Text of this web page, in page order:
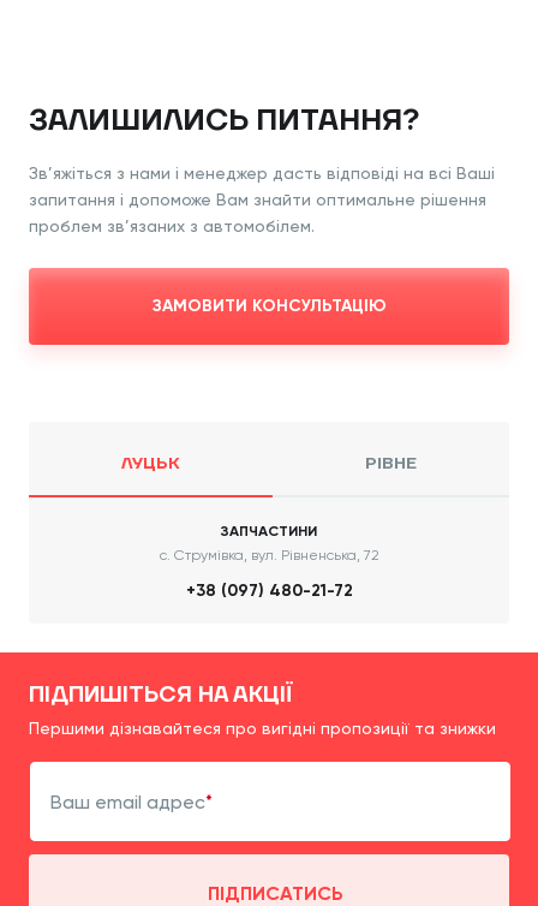
ЗАЛИШИЛИСЬ ПИТАННЯ?
Зв’яжіться з нами і менеджер дасть відповіді на всі Ваші
запитання і допоможе Вам знайти оптимальне рішення
проблем зв’язаних з автомобілем.
ЗАМОВИТИ КОНСУЛЬТАЦІЮ
ЛУЦЬК РІВНЕ
ЗАПЧАСТИНИ
с. Струмівка, вул. Рівненська, 72
+38 (097) 480-21-72
ПІДПИШІТЬСЯ НА АКЦІЇ
Першими дізнавайтеся про вигідні пропозиції та знижки
Ваш email адрес
ПІДПИСАТИСЬ